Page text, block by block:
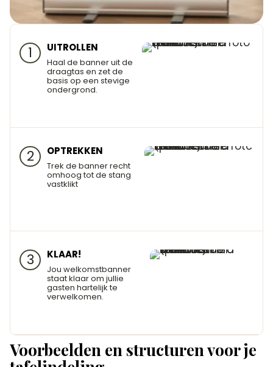
1 UITROLLEN
Haal de banner uit de
draagtas en zet de
basis op een stevige
ondergrond.
2 OPTREKKEN
Trek de banner recht
omhoog tot de stang
vastklikt
3 KLAAR!
Jou welkomstbanner
staat klaar om jullie
gasten hartelijk te
verwelkomen.
Voorbeelden en structuren voor je